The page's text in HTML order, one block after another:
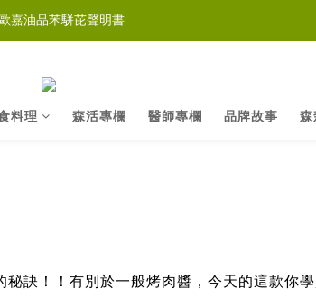
嘉油品苯駢芘聲明書
料理 森活專欄 醫師專欄 品牌故事 森
訣！！有別於一般烤肉醬，今天的這款你